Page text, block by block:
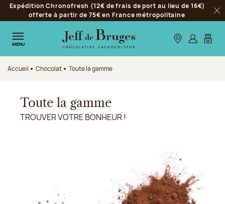
Aller à la navigation
Aller au contenu principal
Aller au pied de page
Expédition Chronofresh (12€ de frais de port au lieu de 16€)
offerte à partir de 75€ en France métropolitaine
MENU Nos boutiques
S’identifier
Mon
Accueil Chocolat Toute la gamme
Toute la gamme
TROUVER VOTRE BONHEUR !